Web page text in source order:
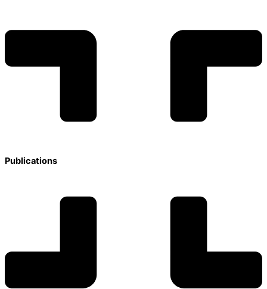
Publications